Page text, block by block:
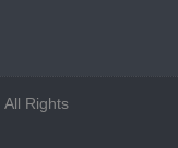
Rights